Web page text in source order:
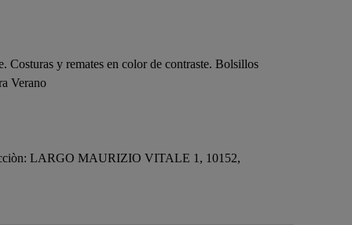
y remates en color de contraste. Bolsillos
Verano
LARGO MAURIZIO VITALE 1, 10152,